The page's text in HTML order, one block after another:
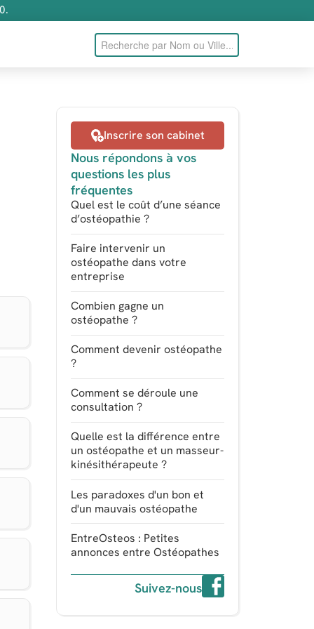
Inscrire son cabinet
Nous répondons à vos
questions les plus
fréquentes
Quel est le coût d’une séance
d’ostéopathie ?
Faire intervenir un
ostéopathe dans votre
entreprise
Combien gagne un
ostéopathe ?
Comment devenir ostéopathe
?
Comment se déroule une
consultation ?
Quelle est la différence entre
un ostéopathe et un masseur-
kinésithérapeute ?
Les paradoxes d'un bon et
d'un mauvais ostéopathe
EntreOsteos : Petites
annonces entre Ostéopathes
Suivez-nous